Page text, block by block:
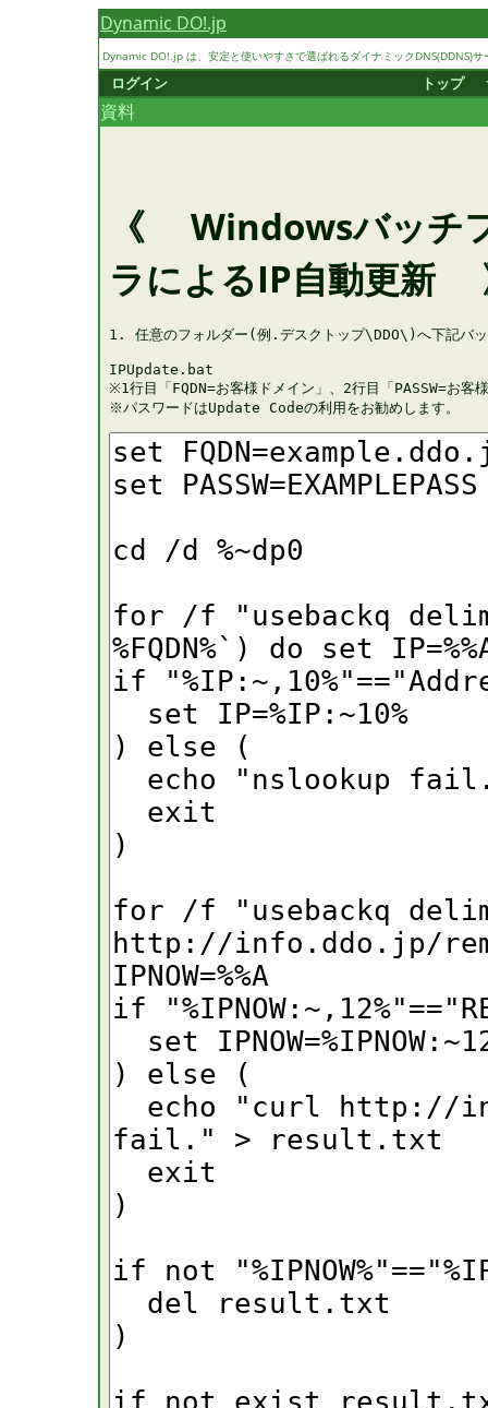
Dynamic DO!.jp
Dynamic DO!.jp は、安定と使いやすさで選ばれるダイナミックDNS(DDNS)
ログイン トップ
資料
《 Windowsバッチ
ラによるIP自動更新
1. 任意のフォルダー(例.デスクトップ\DDO\)へ下記バッ
IPUpdate.bat
※1行目「FQDN=お客様ドメイン」、2行目「PASSW=お客